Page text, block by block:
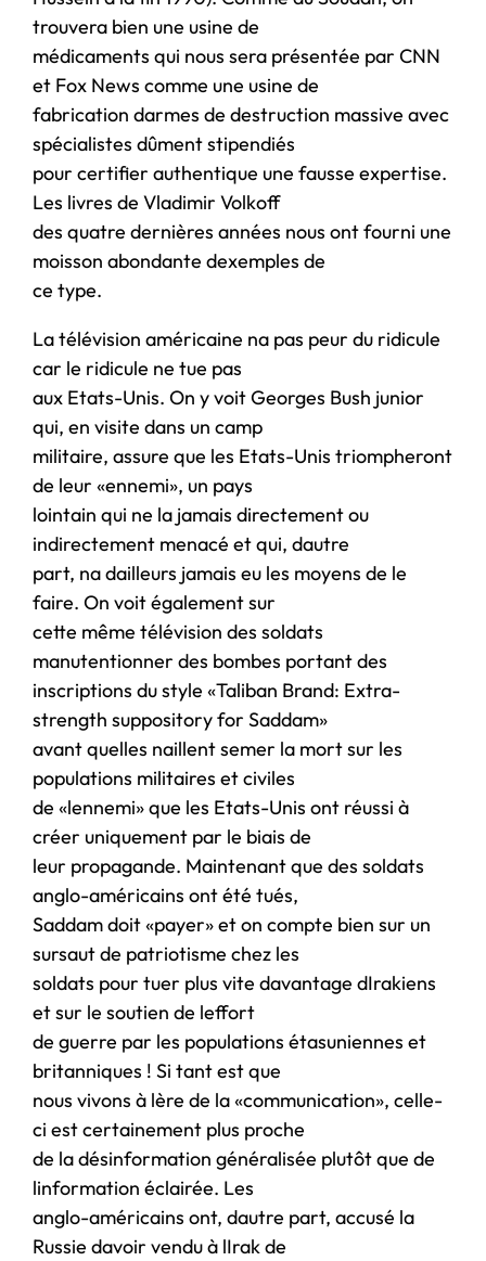
trouvera bien une usine de
médicaments qui nous sera présentée par CNN
et Fox News comme une usine de
fabrication darmes de destruction massive avec
spécialistes dûment stipendiés
pour certifier authentique une fausse expertise.
Les livres de Vladimir Volkoff
des quatre dernières années nous ont fourni une
moisson abondante dexemples de
ce type.
La télévision américaine na pas peur du ridicule
car le ridicule ne tue pas
aux Etats-Unis. On y voit Georges Bush junior
qui, en visite dans un camp
militaire, assure que les Etats-Unis triompheront
de leur «ennemi», un pays
lointain qui ne la jamais directement ou
indirectement menacé et qui, dautre
part, na dailleurs jamais eu les moyens de le
faire. On voit également sur
cette même télévision des soldats
manutentionner des bombes portant des
inscriptions du style «Taliban Brand: Extra-
strength suppository for Saddam»
avant quelles naillent semer la mort sur les
populations militaires et civiles
de «lennemi» que les Etats-Unis ont réussi à
créer uniquement par le biais de
leur propagande. Maintenant que des soldats
anglo-américains ont été tués,
Saddam doit «payer» et on compte bien sur un
sursaut de patriotisme chez les
soldats pour tuer plus vite davantage dIrakiens
et sur le soutien de leffort
de guerre par les populations étasuniennes et
britanniques ! Si tant est que
nous vivons à lère de la «communication», celle-
ci est certainement plus proche
de la désinformation généralisée plutôt que de
linformation éclairée. Les
anglo-américains ont, dautre part, accusé la
Russie davoir vendu à lIrak de